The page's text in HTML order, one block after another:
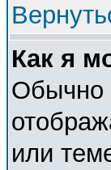
Как я
Обычно
или